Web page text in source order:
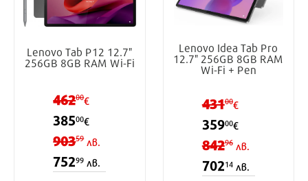
Lenovo Tab P12 12.7"
256GB 8GB RAM Wi-Fi
46200€
38500€
90359лв.
75299 лв.
Lenovo Idea Tab Pro
12.7" 256GB 8GB RAM
Wi-Fi + Pen
43100€
35900€
84296лв.
70214лв.